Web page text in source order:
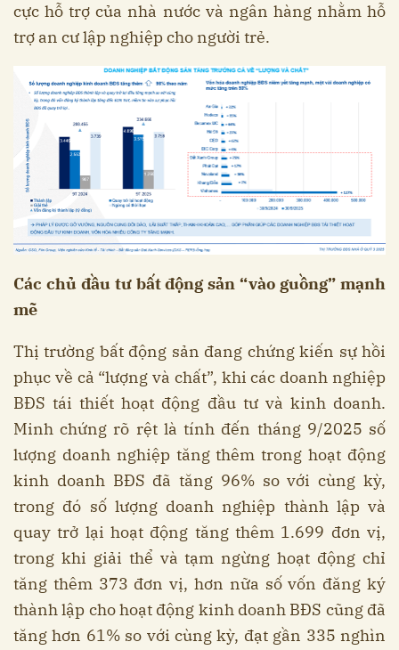
cực hỗ trợ của nhà nước và ngân hàng nhằm hỗ
trợ an cư lập nghiệp cho người trẻ.
Các chủ đầu tư bất động sản “vào guồng” mạnh
mẽ
Thị trường bất động sản đang chứng kiến sự hồi
phục về cả “lượng và chất”, khi các doanh nghiệp
BĐS tái thiết hoạt động đầu tư và kinh doanh.
Minh chứng rõ rệt là tính đến tháng 9/2025 số
lượng doanh nghiệp tăng thêm trong hoạt động
kinh doanh BĐS đã tăng 96% so với cùng kỳ,
trong đó số lượng doanh nghiệp thành lập và
quay trở lại hoạt động tăng thêm 1.699 đơn vị,
trong khi giải thể và tạm ngừng hoạt động chỉ
tăng thêm 373 đơn vị, hơn nữa số vốn đăng ký
thành lập cho hoạt động kinh doanh BĐS cũng đã
tăng hơn 61% so với cùng kỳ, đạt gần 335 nghìn